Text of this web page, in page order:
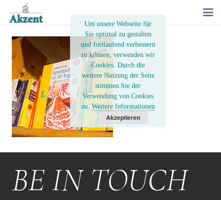
BE IN TOUCH
Um unsere Webseite für
Sie optimal zu gestalten
und fortlaufend verbessern
zu können, verwenden wir
Cookies. Durch die
weitere Nutzung der Seite
stimmen Sie der
Verwendung von Cookies
zu. Weitere Informationen
Akzeptieren